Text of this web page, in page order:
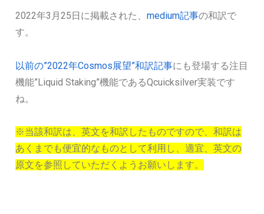
2022年3月25日に掲載された、 medium記事の和訳で
す。
以前の”2022年Cosmos展望”和訳記事にも登場する注目
機能”Liquid Staking”機能であるQcuicksilver実装です
ね。
※当該和訳は、英文を和訳したものですので、和訳は
あくまでも便宜的なものとして利用し、適宜、英文の
原文を参照していただくようお願いします。